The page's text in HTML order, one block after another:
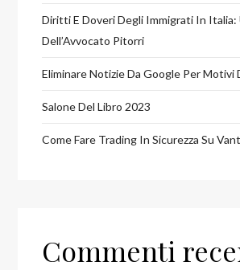
Diritti E Doveri Degli Immigrati In Italia:
Dell’Avvocato Pitorri
Eliminare Notizie Da Google Per Motivi
Salone Del Libro 2023
Come Fare Trading In Sicurezza Su
Commenti